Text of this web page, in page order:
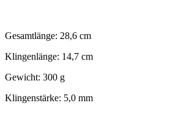
Gesamtlänge: 28,6 cm
Klingenlänge: 14,7 cm
Gewicht: 300 g
Klingenstärke: 5,0 mm